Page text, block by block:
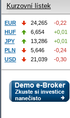
Kurzovní lístek
EUR 24,265
-0,22
HUF
6,654
+0,01
JPY
13,286
+0,01
PLN
5,646
-0,24
USD
21,039 -0,30